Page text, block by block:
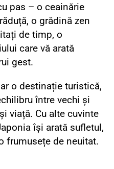
pas – o ceainărie
o grădină zen
de timp, o
care vă arată
gest.
o destinație turistică,
între vechi și
viață. Cu alte cuvinte
își arată sufletul,
frumusețe de neuitat.